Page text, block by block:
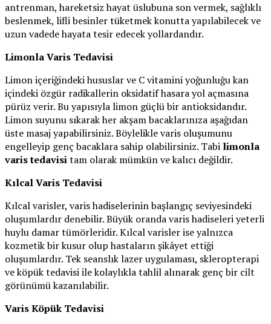
antrenman, hareketsiz hayat üslubuna son vermek, sağlıklı
beslenmek, lifli besinler tüketmek konutta yapılabilecek ve
uzun vadede hayata tesir edecek yollardandır.
Limonla Varis Tedavisi
Limon içeriğindeki hususlar ve C vitamini yoğunluğu kan
içindeki özgür radikallerin oksidatif hasara yol açmasına
pürüz verir. Bu yapısıyla limon güçlü bir antioksidandır.
Limon suyunu sıkarak her akşam bacaklarınıza aşağıdan
üste masaj yapabilirsiniz. Böylelikle varis oluşumunu
engelleyip genç bacaklara sahip olabilirsiniz. Tabi limonla
varis tedavisitam olarak mümkün ve kalıcı değildir.
Kılcal Varis Tedavisi
Kılcal varisler, varis hadiselerinin başlangıç seviyesindeki
oluşumlardır denebilir. Büyük oranda varis hadiseleri yeterli
huylu damar tümörleridir. Kılcal varisler ise yalnızca
kozmetik bir kusur olup hastaların şikâyet ettiği
oluşumlardır. Tek seanslık lazer uygulaması, skleropterapi
ve köpük tedavisi ile kolaylıkla tahlil alınarak genç bir cilt
görünümü kazanılabilir.
Varis Köpük Tedavisi